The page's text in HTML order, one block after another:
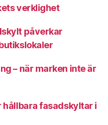
verklighet
påverkar
– när marken inte är
hållbara fasadskyltar i